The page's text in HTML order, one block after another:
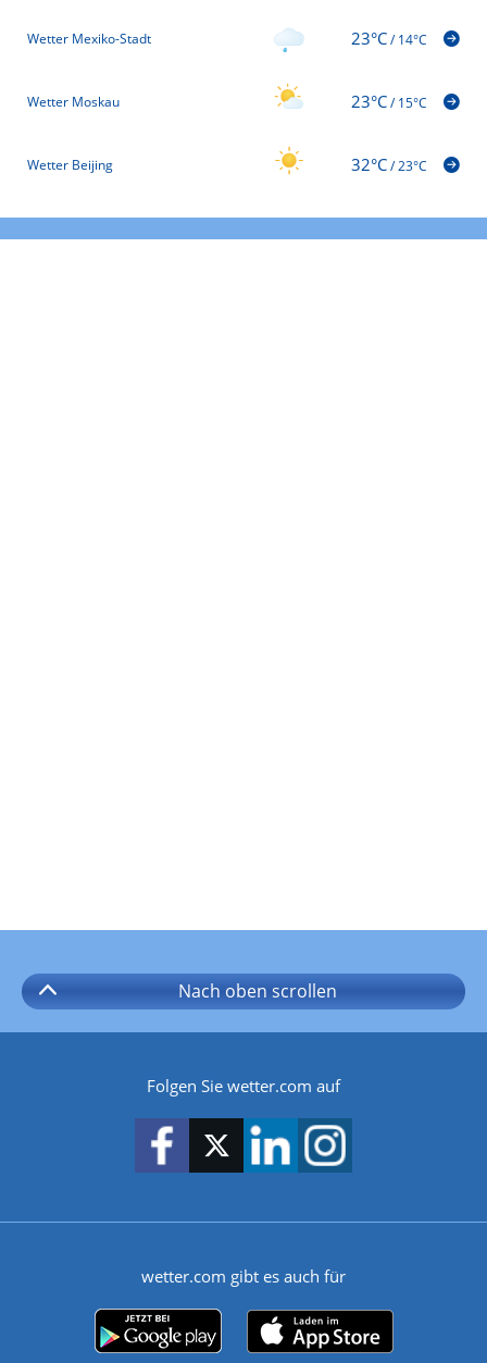
Wetter Mexiko-Stadt 23°C/14°C
Wetter Moskau 23°C/15°C
Wetter Beijing 32°C/23°C
Nach oben scrollen
Folgen Sie wetter.com auf
wetter.com gibt es auch für